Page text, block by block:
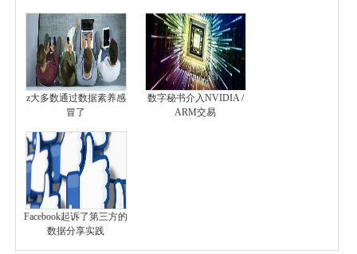
z大多数通过数据素养感
冒了
数字秘书介入NVIDIA /
ARM交易
Facebook起诉了第三方的
数据分享实践